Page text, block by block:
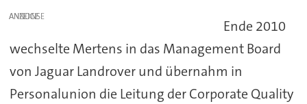
ANZEIGE
Ende 2010
wechselte Mertens in das Management Board
von Jaguar Landrover und übernahm in
Personalunion die Leitung der Corporate Quality